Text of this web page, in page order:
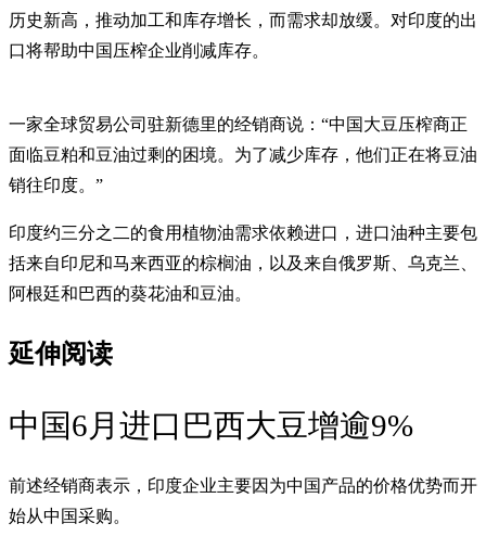
历史新高，推动加工和库存增长，而需求却放缓。对印度的出
口将帮助中国压榨企业削减库存。
一家全球贸易公司驻新德里的经销商说：“中国大豆压榨商正
面临豆粕和豆油过剩的困境。为了减少库存，他们正在将豆油
销往印度。”
印度约三分之二的食用植物油需求依赖进口，进口油种主要包
括来自印尼和马来西亚的棕榈油，以及来自俄罗斯、乌克兰、
阿根廷和巴西的葵花油和豆油。
延伸阅读
中国6月进口巴西大豆增逾9%
前述经销商表示，印度企业主要因为中国产品的价格优势而开
始从中国采购。